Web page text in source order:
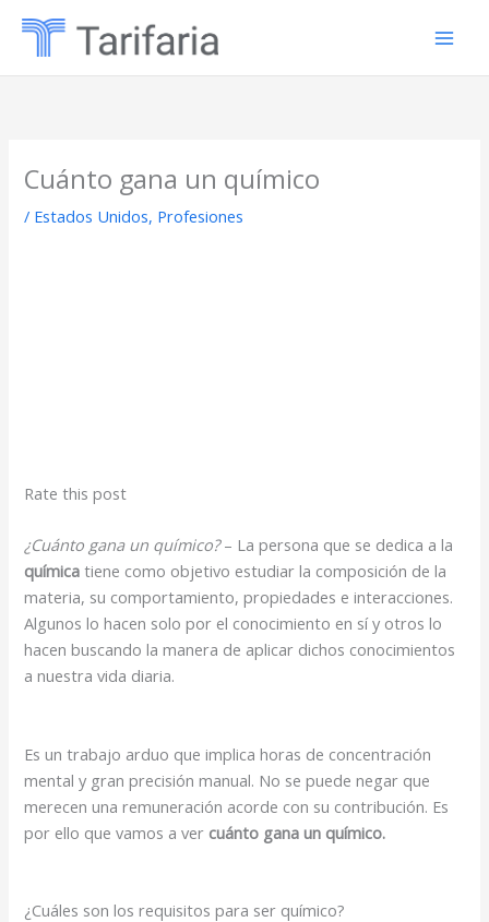
Cuánto gana un químico
/ Estados Unidos, Profesiones
Rate this post
¿Cuánto gana un químico?– La persona que se dedica a la
química tiene como objetivo estudiar la composición de la
materia, su comportamiento, propiedades e interacciones.
Algunos lo hacen solo por el conocimiento en sí y otros lo
hacen buscando la manera de aplicar dichos conocimientos
a nuestra vida diaria.
Es un trabajo arduo que implica horas de concentración
mental y gran precisión manual. No se puede negar que
merecen una remuneración acorde con su contribución. Es
por ello que vamos a ver cuánto gana un químico.
¿Cuáles son los requisitos para ser químico?